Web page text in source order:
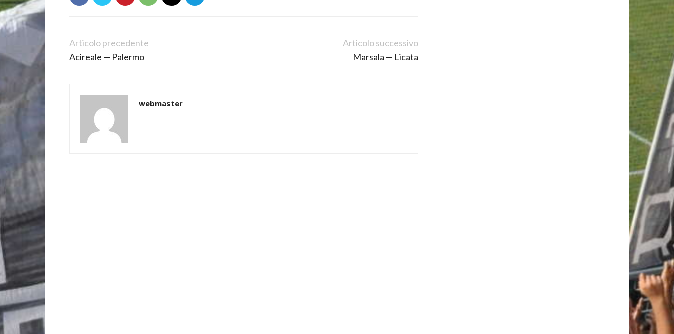
Articolo precedente
Acireale — Palermo
Articolo successivo
Marsala — Licata
webmaster